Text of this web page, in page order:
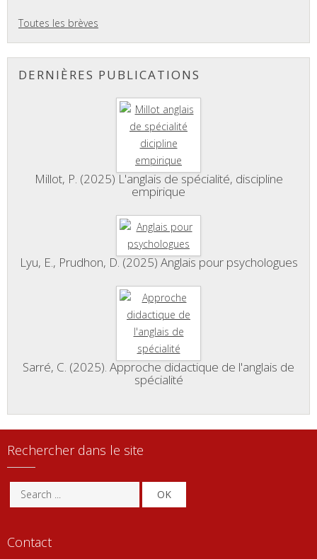
Toutes les brèves
DERNIÈRES PUBLICATIONS
Millot, P. (2025) L'anglais de spécialité, discipline
empirique
Lyu, E., Prudhon, D. (2025) Anglais pour psychologues
Sarré, C. (2025). Approche didactique de l'anglais de
spécialité
Rechercher dans le site
OK
Contact